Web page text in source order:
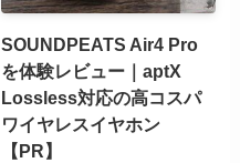
SOUNDPEATS Air4 Pro
を体験レビュー｜aptX
Lossless対応の高コスパ
ワイヤレスイヤホン
【PR】